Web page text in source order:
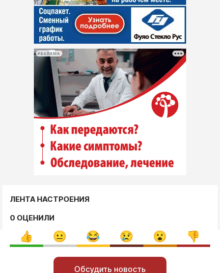
РЕКЛАМА
ЛЕНТА НАСТРОЕНИЯ
0 ОЦЕНИЛИ
Обсудить новость